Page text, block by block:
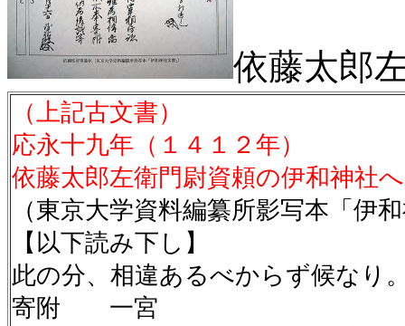
依藤太郎
（上記古文書）
応永十九年（１４１２年）
依藤太郎左衛門尉資頼の伊和神社
（東京大学資料編纂所影写本「伊
【以下読み下し】
此の分、相違あるべからず候なり
寄附 一宮